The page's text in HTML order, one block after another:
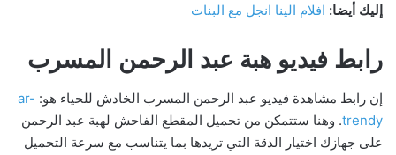
إليك أيضا: افلام الينا انجل مع البنات
رابط فيديو هبة عبد الرحمن المسرب
إن رابط مشاهدة فيديو عبد الرحمن المسرب الخادش للحياء هو: ar-
trendy. وهنا ستتمكن من تحميل المقطع الفاحش لهبة عبد الرحمن
على جهازك اختيار الدقة التي تريدها بما يتناسب مع سرعة التحميل